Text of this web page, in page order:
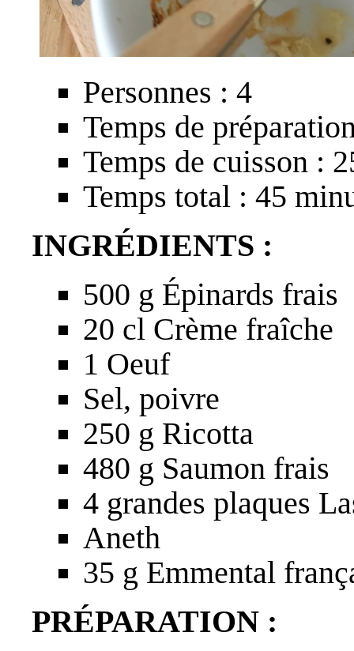
Personnes : 4
Temps de
Temps de cuisson :
Temps total : 45
INGRÉDIENTS :
500 g Épinards frais
20 cl Crème fraîche
1 Oeuf
Sel, poivre
250 g Ricotta
480 g Saumon frais
4 grandes plaques
Aneth
35 g Emmental
PRÉPARATION :